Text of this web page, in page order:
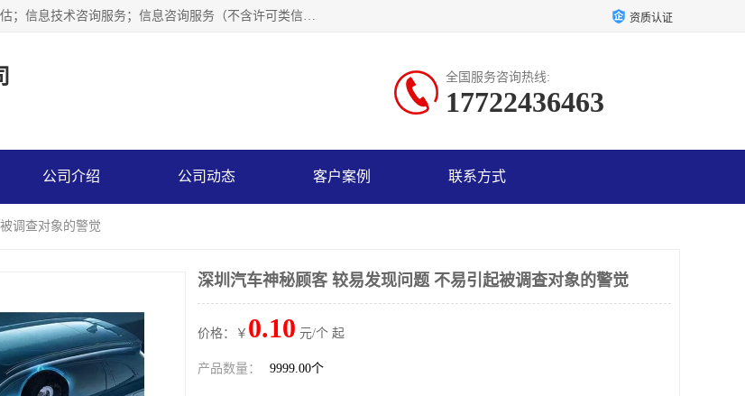
市场调查,社会调查,企业管理咨询,商务信息咨询、市场研究；物业服务评估；信息技术咨询服务；信息咨询服务（不含许可类信息咨询服务）；社会经济咨询服务；技术服务、技术开发、技术咨询、技术交流、技术转让、技术推广；企业信用调查和评估。 资质认证
全国服务咨询热线:
17722436463
公司介绍 公司动态 客户案例 联系方式
调查对象的警觉
深圳汽车神秘顾客 较易发现问题 不易引起被调查对象的警觉
价格：￥ 0.10 元/个 起
产品数量： 9999.00个